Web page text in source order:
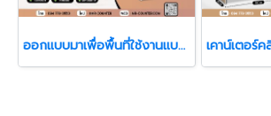
ออกแบบมาเพื่อพื้นที่ใช้งานแบบ “กระชับ แต่ครบฟังก์ชัน”